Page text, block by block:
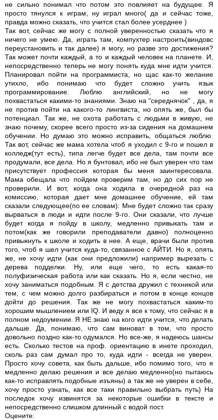
не сильно понимал что потом это повлияет на будущее. Я
просто тянулся к играм, ну играл много( да и сейчас тоже,
правда можно сказать, что учится стал более усерднее )
Так вот, сейчас же могу с полной уверенностью сказать что я
ничего не умею. Да, играть там, компухтер настроить(виндовс
переустановить и так далее) я могу, но разве это достижения?
Так может почти каждый, а то и каждый человек на планете. И,
непосредственно теперь не могу понять куда мне идти учится.
Планировал пойти на программиста, но щас как-то желание
утихло, ибо понимаю что будет сложно учить язык
программирование. Люблю английский, но не могу
похвастаться какими-то знаниями. Знаю на "середнячок" , да, я
не против пойти на какого-то лингвиста, но опять же, был бы
потенциал. Так же, не охота работать с людьми в живую, не
знаю почему, скорее всего просто из-за сидения на домашнем
обучении. Но думаю это можно исправить, общаться люблю.
Так вот, сейчас же мама хотела чтоб я уходил с 9-го и пошел в
колледж(тут есть), типа легче будет все дела, там почти все
продумали, все дела. Но я бунтовал, ибо не был уверен что там
присутствует профессия которая бы меня заинтересовала.
Мама обещала что пойдем проверим там, но до сих пор не
проверили. И вот, когда она ходила в очередной раз на
комиссию, которая дает мне домашнее обучение, ей там
сказали следующее(по ее словам): Мне будет сложно так сразу
вырваться в люди и идти после 9-го. Они сказали, что лучше
будет когда я пойду в школу, медленно привыкать там и
потом(как же говорили преподаватели давно) полноценно
привыкнуть к школе и ходить в нее. А еще, врачи были против
того, чтоб я шел учится куда-то, связанное с АЙТИ. Но я, опять
же, не хочу идти (как они предложили) например вырезать с
дерева подделки. Ну, или еще чего, то есть какая-то
полуфизическая работа или как сказать. Но я, если честно, не
хочу заниматься подобным. Я с детства дружил с техникой или
тем, с чем можно долго разбираться и потом в конце концов
дойти до решения. Так же не могу похвастаться каким-то
хорошим мышлением или IQ. И веду я все к тому, что сейчас я в
полном недоумении. Я НЕ знаю на кого идти учится, что делать
дальше. Да, понимаю, что сам виноват в том, что просто
довольно поздно как-то одумался. Но все-же, я надеюсь шансы
есть. Сколько тестов на проф. ориентацию в инете проходил,
сколь раз сам думал про то, куда идти - всегда не уверен.
Просто хочу совета, как быть дальше, ибо помимо того, что я
медленно делаю решения и все делаю медленно(но пытаюсь
как-то исправлять подобные изъяны) а так же не уверен в себе,
хочу просто узнать, как все таки правильно выбрать путь) На
последок хочу извинятся за некоторые ошибки в тексте и
непосредственно слишком длинный с водой пост.
Оцените: